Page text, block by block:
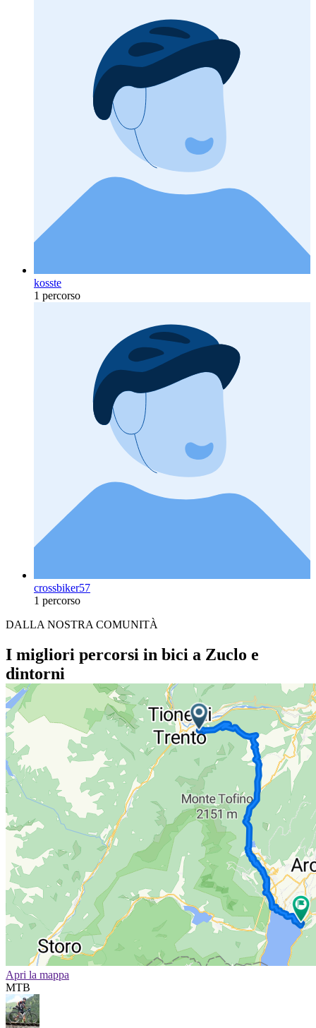
kosste
1 percorso
crossbiker57
1 percorso
DALLA NOSTRA COMUNITÀ
I migliori percorsi in bici a Zuclo e
dintorni
Apri la mappa
MTB